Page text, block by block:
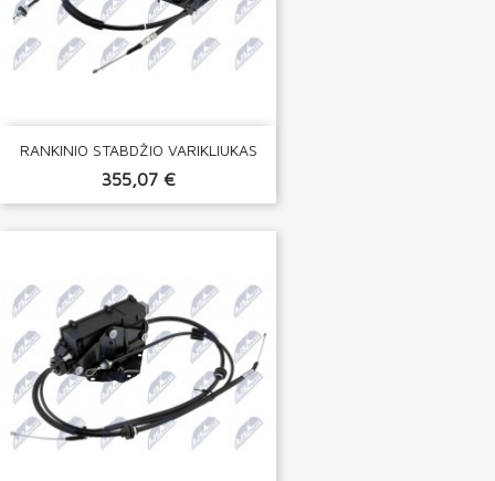
RANKINIO STABDŽIO VARIKLIUKAS
355,07 €